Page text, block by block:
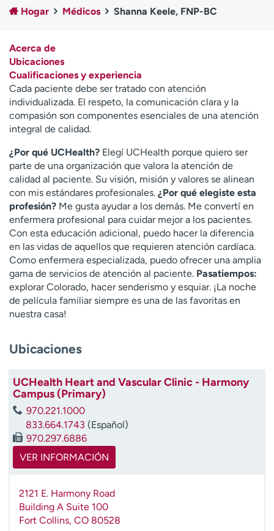
Atención a medios de
comunicación
Contáctenos Noticias e historias
A
y
ú
d
a
m
e
a
e
n
c
o
n
t
r
a
Hogar Médicos Shanna Keele, FNP-BC
Acerca de
Ubicaciones
Cualificaciones y experiencia
Cada paciente debe ser tratado con atención
individualizada. El respeto, la comunicación clara y la
compasión son componentes esenciales de una atención
integral de calidad.
¿Por qué UCHealth? Elegí UCHealth porque quiero ser
parte de una organización que valora la atención de
calidad al paciente. Su visión, misión y valores se alinean
con mis estándares profesionales. ¿Por qué elegiste esta
profesión? Me gusta ayudar a los demás. Me convertí en
enfermera profesional para cuidar mejor a los pacientes.
Con esta educación adicional, puedo hacer la diferencia
en las vidas de aquellos que requieren atención cardíaca.
Como enfermera especializada, puedo ofrecer una amplia
gama de servicios de atención al paciente. Pasatiempos:
explorar Colorado, hacer senderismo y esquiar. ¡La noche
de película familiar siempre es una de las favoritas en
nuestra casa!
Ubicaciones
UCHealth Heart and Vascular Clinic - Harmony
Campus (Primary)
970.221.1000
833.664.1743 (Español)
970.297.6886
VER INFORMACIÓN
2121 E. Harmony Road
Building A Suite 100
Fort Collins, CO 80528